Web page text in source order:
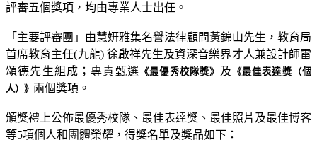
評審五個獎項，均由專業人士出任。
「主要評審團」由慧姸雅集名譽法律顧問黃錦山先生，教育局
首席教育主任(九龍) 徐啟祥先生及資深音樂界才人兼設計師雷
頌德先生組成；專責甄選 《最優秀校隊獎》 及 《最佳表達獎（個
人）》 兩個獎項。
頒獎禮上公佈最優秀校隊、最佳表達獎、最佳照片及最佳博客
等5項個人和團體榮耀，得獎名單及獎品如下：